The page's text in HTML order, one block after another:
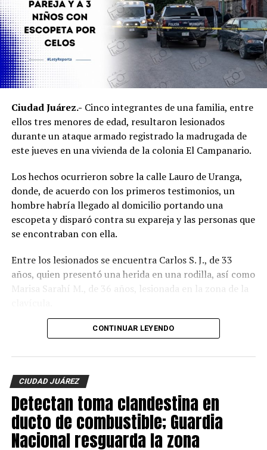
Ciudad Juárez.- Cinco integrantes de una familia, entre
ellos tres menores de edad, resultaron lesionados
durante un ataque armado registrado la madrugada de
este jueves en una vivienda de la colonia El Campanario.
Los hechos ocurrieron sobre la calle Lauro de Uranga,
donde, de acuerdo con los primeros testimonios, un
hombre habría llegado al domicilio portando una
escopeta y disparó contra su expareja y las personas que
se encontraban con ella.
Entre los lesionados se encuentra Carlos S. J., de 33
años, quien presentó una herida en una rodilla, así como
Marisa Sarahí M., de 36 años, lesionada en la zona de la
También fueron atendidos Damián, de 14 años; Ana, de
11, y Sarahí, de 9 años, quienes presentaron lesiones
provocadas presuntamente por esquirlas.
El probable responsable fue identificado como Abraham
B., de 38 años, expareja de la mujer y presunto padre de
los menores, de acuerdo con información
proporcionada por un mando policiaco.
CONTINUAR LEYENDO
CIUDAD JUÁREZ
Detectan toma clandestina en
ducto de combustible; Guardia
Nacional resguarda la zona